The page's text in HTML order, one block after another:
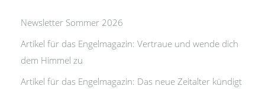
Newsletter Sommer 2026
Artikel für das Engelmagazin: Vertraue und wende dich
dem Himmel zu
Artikel für das Engelmagazin: Das neue Zeitalter kündigt